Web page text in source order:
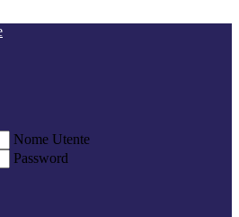
Nome Utente
Password